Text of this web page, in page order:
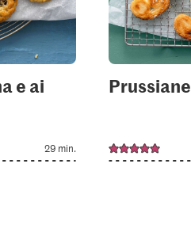
e ai
29 min.
Prussiane